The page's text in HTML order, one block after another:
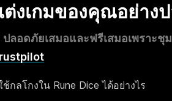
งเกมของคุณอย่าง
ลอดภัยเสมอและฟรีเสมอเพราะชุ
กลโกงใน Rune Dice ได้อย่างไร